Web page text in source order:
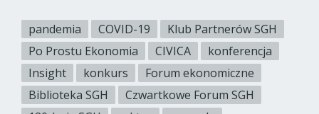
pandemia COVID-19
Klub Partnerów SGH
Po Prostu Ekonomia
CIVICA
konferencja
Insight
konkurs
Forum ekonomiczne
Biblioteka SGH
Czwartkowe Forum SGH